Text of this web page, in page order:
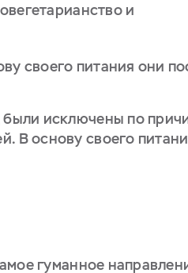
и
своего питания они
были исключены по
В основу своего
гуманное